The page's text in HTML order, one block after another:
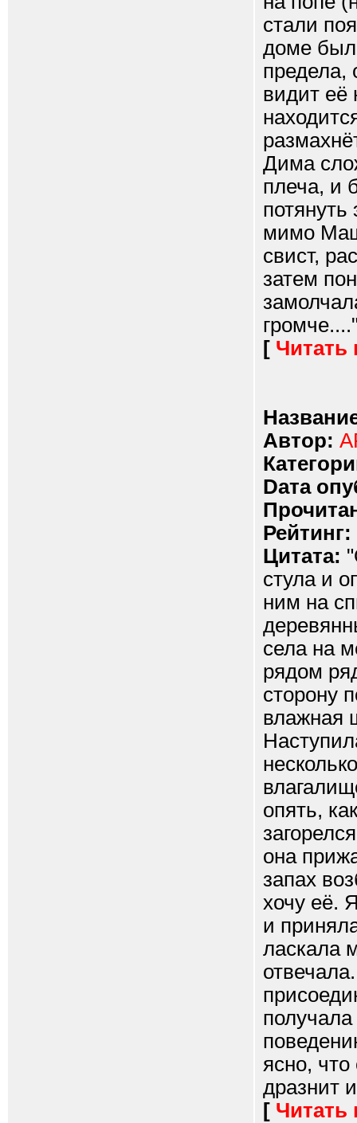
стали
доме
предела,
видит её
Дима
плеча, и
мимо
свист,
затем
[ Читать
Автор:
Dата
Рейтинг:
Цитата:
стула и
ним на
села на
рядом
сторону
влажная
опять,
она
запах
хочу её.
и
ласкала
ясно,
дразнит
[ Читать